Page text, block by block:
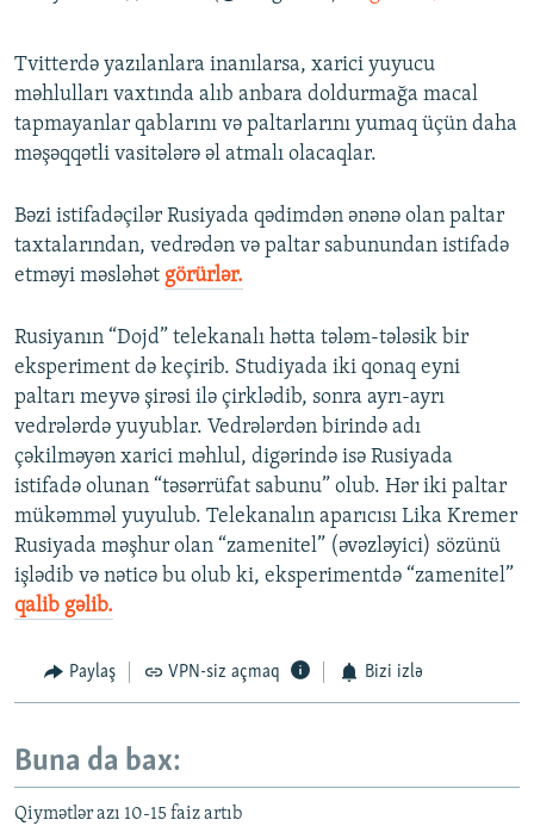
Tvitterdə yazılanlara inanılarsa, xarici yuyucu
məhlulları vaxtında alıb anbara doldurmağa macal
tapmayanlar qablarını və paltarlarını yumaq üçün daha
məşəqqətli vasitələrə əl atmalı olacaqlar.
Bəzi istifadəçilər Rusiyada qədimdən ənənə olan paltar
taxtalarından, vedrədən və paltar sabunundan istifadə
etməyi məsləhət görürlər.
Rusiyanın “Dojd” telekanalı hətta tələm-tələsik bir
eksperiment də keçirib. Studiyada iki qonaq eyni
paltarı meyvə şirəsi ilə çirklədib, sonra ayrı-ayrı
vedrələrdə yuyublar. Vedrələrdən birində adı
çəkilməyən xarici məhlul, digərində isə Rusiyada
istifadə olunan “təsərrüfat sabunu” olub. Hər iki paltar
mükəmməl yuyulub. Telekanalın aparıcısı Lika Kremer
Rusiyada məşhur olan “zamenitel” (əvəzləyici) sözünü
işlədib və nəticə bu olub ki, eksperimentdə “zamenitel”
qalib gəlib.
Paylaş VPN-siz açmaq Bizi izlə
Buna da bax:
Qiymətlər azı 10-15 faiz artıb